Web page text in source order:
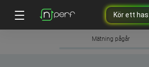
Kör ett
Mätning pågår